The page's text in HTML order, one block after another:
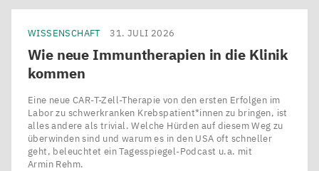
WISSENSCHAFT 31. JULI 2026
Wie neue Immuntherapien in die Klinik
kommen
Eine neue CAR-T-Zell-Therapie von den ersten Erfolgen im
Labor zu schwerkranken Krebspatient*innen zu bringen, ist
alles andere als trivial. Welche Hürden auf diesem Weg zu
überwinden sind und warum es in den USA oft schneller
geht, beleuchtet ein Tagesspiegel-Podcast u.a. mit
Armin Rehm.